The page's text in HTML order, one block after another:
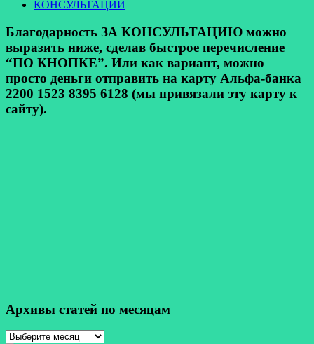
КОНСУЛЬТАЦИИ
Благодарность ЗА КОНСУЛЬТАЦИЮ можно
выразить ниже, сделав быстрое перечисление
“ПО КНОПКЕ”. Или как вариант, можно
просто деньги отправить на карту Альфа-банка
2200 1523 8395 6128 (мы привязали эту карту к
сайту).
Архивы статей по месяцам
Архивы